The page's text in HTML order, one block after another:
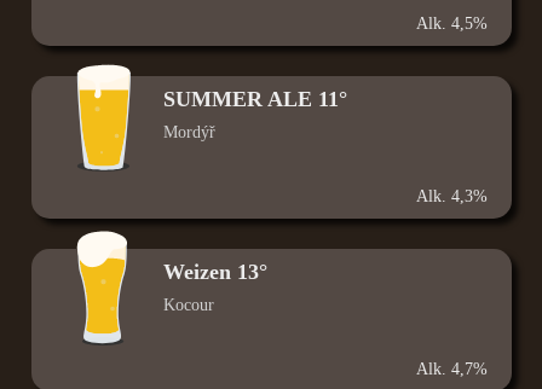
Alk. 4,5%
SUMMER ALE 11°
Mordýř
Alk. 4,3%
Weizen 13°
Kocour
Alk. 4,7%